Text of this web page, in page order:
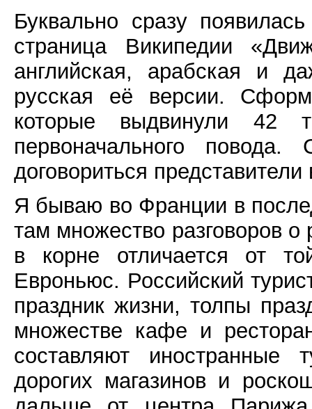
Буквально сразу
страница Википедии
английская, арабская и
русская её версии.
которые выдвинули 42
первоначального
договориться
Я бываю во Франции в
там множество разговоров о
в корне отличается от
Евроньюс. Российский
праздник жизни, толпы
множестве кафе и
составляют иностранные
дорогих магазинов и